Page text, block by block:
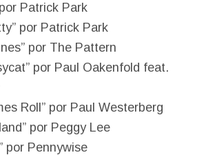
Patrick Park
por Patrick Park
por The Pattern
por Paul Oakenfold feat.
Roll” por Paul Westerberg
por Peggy Lee
por Pennywise